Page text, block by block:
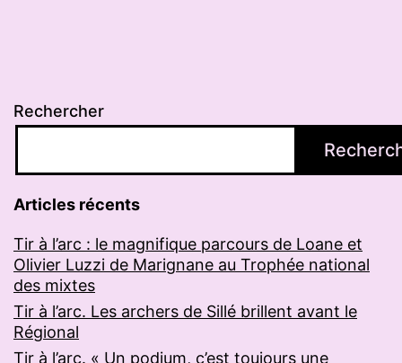
Rechercher
Articles récents
Tir à l’arc : le magnifique parcours de Loane et
Olivier Luzzi de Marignane au Trophée national
des mixtes
Tir à l’arc. Les archers de Sillé brillent avant le
Régional
Tir à l’arc. « Un podium, c’est toujours une